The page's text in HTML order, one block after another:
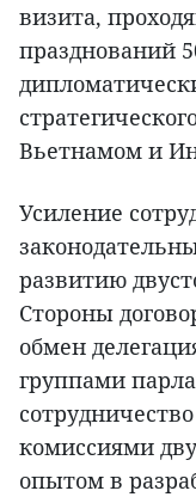
визита,
празднований
Вьетнамом и
Усиление
развитию
Стороны
обмен
группами
комиссиями
опытом в